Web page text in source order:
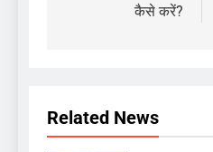
कैसे करें?
Related News